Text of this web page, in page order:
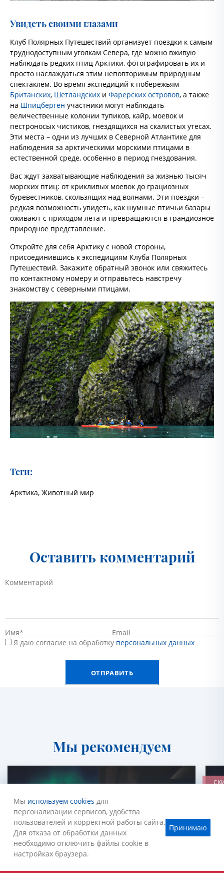
Увидеть своими глазами
Клуб Полярных Путешествий организует поездки к самым
труднодоступным уголкам Севера, где можно вживую
наблюдать редких птиц Арктики, фотографировать их и
просто наслаждаться этим неповторимым природным
спектаклем. Во время экспедиций к побережьям
Британских, Шетландских и Фарерских островов, а также
на Шпицберген участники могут наблюдать
величественные колонии тупиков, кайр, моевок и
пестроносых чистиков, гнездящихся на скалистых утесах.
Эти места – одни из лучших в Северной Атлантике для
наблюдения за арктическими морскими птицами в
естественной среде, особенно в период гнездования.
Вас ждут захватывающие наблюдения за жизнью тысяч
морских птиц: от крикливых моевок до грациозных
буревестников, скользящих над волнами. Эти поездки –
редкая возможность увидеть, как шумные птичьи базары
оживают с приходом лета и превращаются в грандиозное
природное представление.
Откройте для себя Арктику с новой стороны,
присоединившись к экспедициям Клуба Полярных
Путешествий. Закажите обратный звонок или свяжитесь
по контактному номеру и отправьтесь навстречу
знакомству с северными птицами.
Теги:
Арктика, Животный мир
Оставить комментарий
Я даю согласие на обработку персональных данных
Мы рекомендуем
Мы используем cookies для
персонализации сервисов, удобства
пользователей и корректной работы сайта.
Для отказа от обработки данных
необходимо отключить файлы cookie в
настройках браузера.
Принимаю